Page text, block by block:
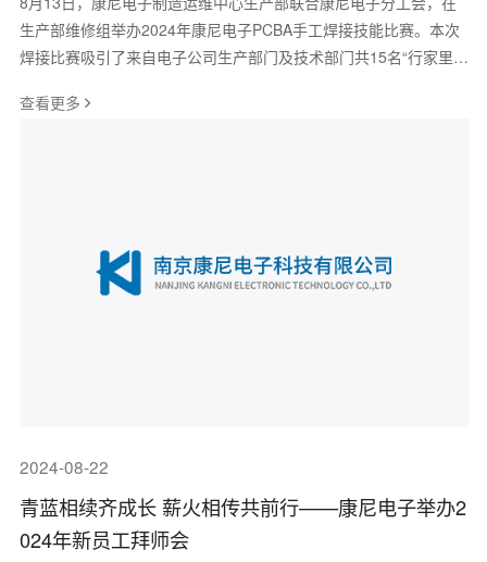
生产部维修组举办2024年康尼电子PCBA手工焊接技能比赛。本次
焊接比赛吸引了来自电子公司生产部门及技术部门共15名“行家里
查看更多
2024-08-22
青蓝相续齐成长 薪火相传共前行——康尼电子举办2
024年新员工拜师会